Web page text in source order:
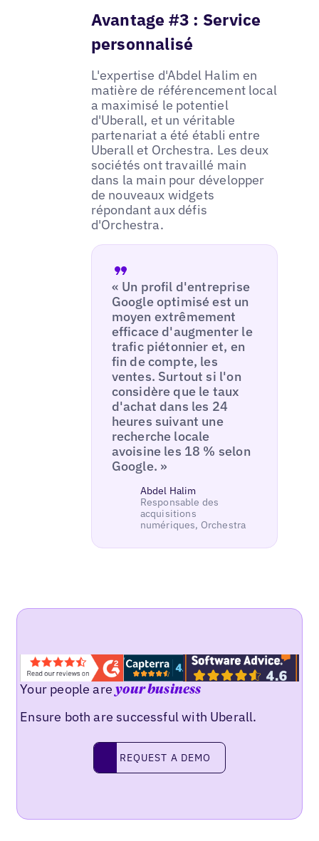
Avantage #3 : Service
personnalisé
L'expertise d'Abdel Halim en
matière de référencement local
a maximisé le potentiel
d'Uberall, et un véritable
partenariat a été établi entre
Uberall et Orchestra. Les deux
sociétés ont travaillé main
dans la main pour développer
de nouveaux widgets
répondant aux défis
d'Orchestra.
« Un profil d'entreprise
Google optimisé est un
moyen extrêmement
efficace d'augmenter le
trafic piétonnier et, en
fin de compte, les
ventes. Surtout si l'on
considère que le taux
d'achat dans les 24
heures suivant une
recherche locale
avoisine les 18 % selon
Google. »
Abdel Halim
Responsable des
acquisitions
numériques, Orchestra
Your people areyour business
Ensure both are successful with Uberall.
request a demo
REQUEST A DEMO